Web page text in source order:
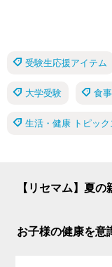
受験生応援アイテム
大学受験 食事
生活・健康 トピック
【リセマム】夏
お子様の健康を意